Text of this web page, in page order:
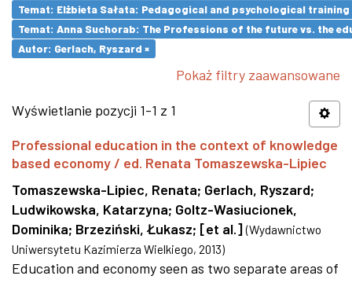
Temat: Elżbieta Sałata: Pedagogical and psychological
Temat: Anna Suchorab: The Professions of the future vs. the
Autor: Gerlach, Ryszard ×
Pokaż filtry zaawansowane
Wyświetlanie pozycji 1-1 z 1
Professional education in the context of knowledge
based economy / ed. Renata Tomaszewska-Lipiec
Tomaszewska-Lipiec, Renata; Gerlach, Ryszard;
Ludwikowska, Katarzyna; Goltz-Wasiucionek,
Dominika; Brzeziński, Łukasz; [et al.] (Wydawnictwo
Uniwersytetu Kazimierza Wielkiego, 2013)
Education and economy seen as two separate areas of